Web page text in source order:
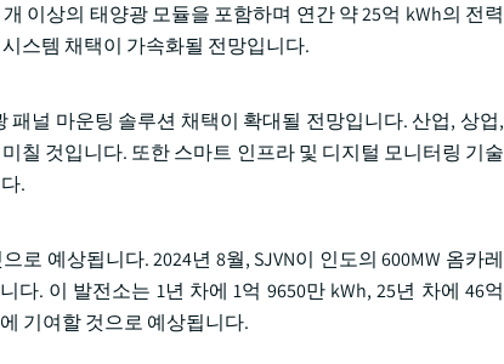
이상의 태양광 모듈을 포함하며 연간 약 25억 kWh의 전력
스템 채택이 가속화될 전망입니다.
널 마운팅 솔루션 채택이 확대될 전망입니다. 산업, 상업,
칠 것입니다. 또한 스마트 인프라 및 디지털 모니터링 기술
.
예상됩니다. 2024년 8월, SJVN이 인도의 600MW 옴카레
. 이 발전소는 1년 차에 1억 9650만 kWh, 25년 차에 46억
기여할 것으로 예상됩니다.